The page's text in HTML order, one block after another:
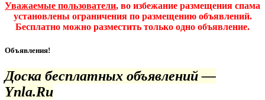
Уважаемые пользователи, во избежание размещения спама
установлены ограничения по размещению объявлений.
Бесплатно можно разместить только одно объявление.
Объявления!
Доска бесплатных объявлений —
Ynla.Ru